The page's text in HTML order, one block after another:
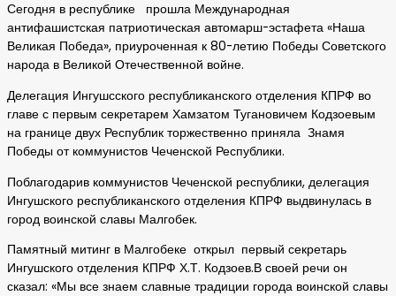
Сегодня в республике прошла Международная
антифашистская патриотическая автомарш-эстафета «Наша
Великая Победа», приуроченная к 80-летию Победы Советского
народа в Великой Отечественной войне.
Делегация Ингушсского республиканского отделения КПРФ во
главе с первым секретарем Хамзатом Тугановичем Кодзоевым
на границе двух Республик торжественно приняла Знамя
Победы от коммунистов Чеченской Республики.
Поблагодарив коммунистов Чеченской республики, делегация
Ингушского республиканского отделения КПРФ выдвинулась в
город воинской славы Малгобек.
Памятный митинг в Малгобеке открыл первый секретарь
Ингушского отделения КПРФ Х.Т. Кодзоев.В своей речи он
сказал: «Мы все знаем славные традиции города воинской славы